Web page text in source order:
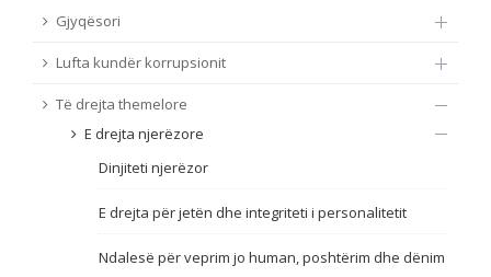
BurimGjyqësori
Lufta kundër korrupsionit
Të drejta themelore
E drejta njerëzore
Dinjiteti njerëzor
E drejta për jetën dhe integriteti i personalitetit
Ndalesë për veprim jo human, poshtërim dhe dënim